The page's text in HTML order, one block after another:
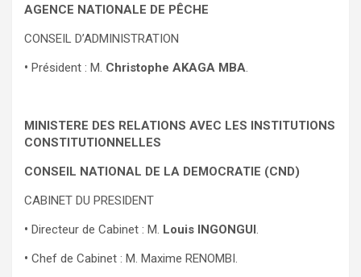
AGENCE NATIONALE DE PÊCHE
CONSEIL D’ADMINISTRATION
• Président : M. Christophe AKAGA MBA.
MINISTERE DES RELATIONS AVEC LES INSTITUTIONS
CONSTITUTIONNELLES
CONSEIL NATIONAL DE LA DEMOCRATIE (CND)
CABINET DU PRESIDENT
• Directeur de Cabinet : M. Louis INGONGUI.
• Chef de Cabinet : M. Maxime RENOMBI.